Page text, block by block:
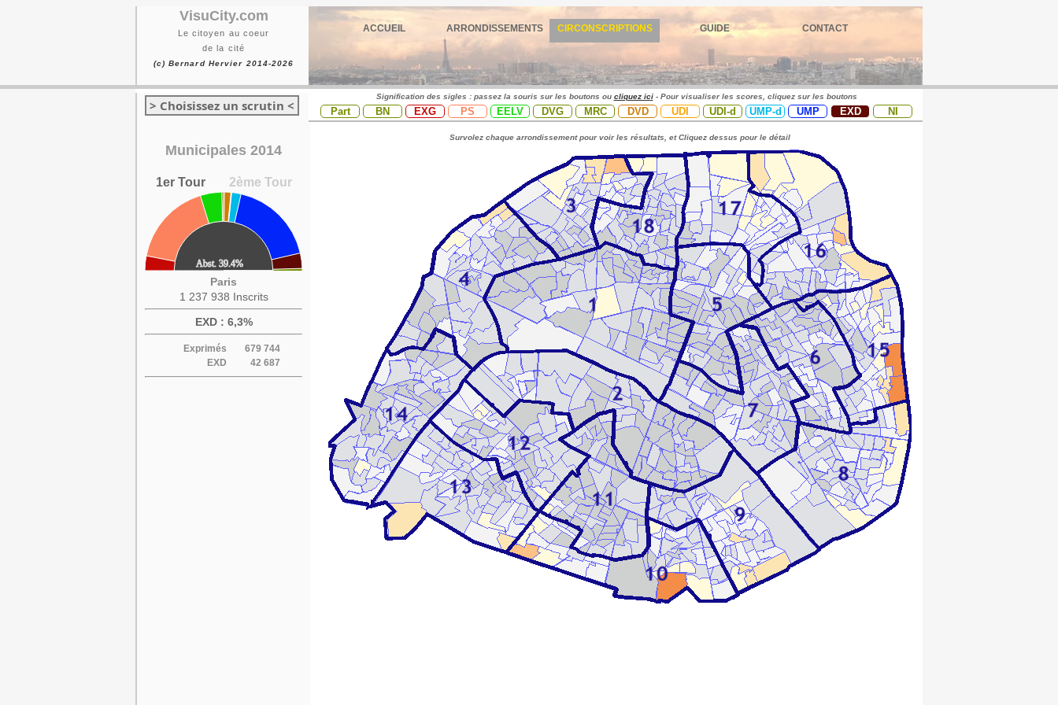
VisuCity.com
Le citoyen au coeur
de la cité
(c) Bernard Hervier 2014-2026
ACCUEIL ARRONDISSEMENTS CIRCONSCRIPTIONS GUIDE CONTACT
> Choisissez un scrutin <
Municipales 2014
1er Tour 2ème Tour
Paris
1 237 938 Inscrits
EXD : 6,3%
Exprimés
679 744
EXD
42 687
Signification des sigles : passez la souris sur les boutons ou cliquez ici- Pour visualiser les scores, cliquez sur les boutons
Part BN EXG PS EELV DVG MRC DVD UDI UDI-d UMP-d UMP EXD NI
Survolez chaque arrondissement pour voir les résultats, et Cliquez dessus pour le détail